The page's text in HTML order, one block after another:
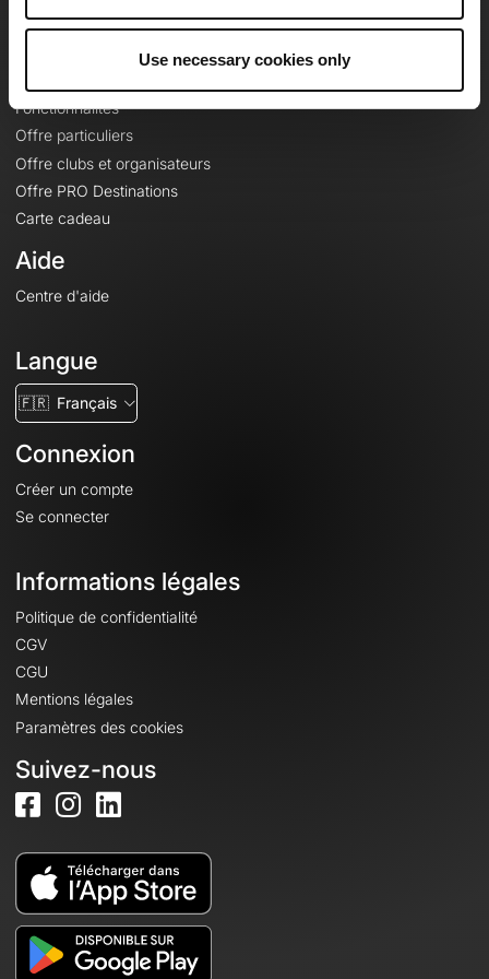
Use necessary cookies only
Fonctionnalités
Offre particuliers
Offre clubs et organisateurs
Offre PRO Destinations
Carte cadeau
Aide
Centre d'aide
Langue
🇫🇷 Français
Connexion
Créer un compte
Se connecter
Informations légales
Politique de confidentialité
CGV
CGU
Mentions légales
Paramètres des cookies
Suivez-nous